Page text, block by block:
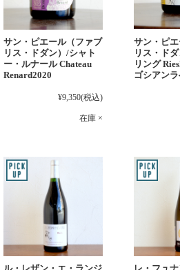
サン・ピエール（ファブ
リス・ドダン）/シャト
ー・ルナール Chateau
Renard2020
¥9,350(税込)
在庫 ×
サン・ピ
リス・ド
リング
ゴシアン